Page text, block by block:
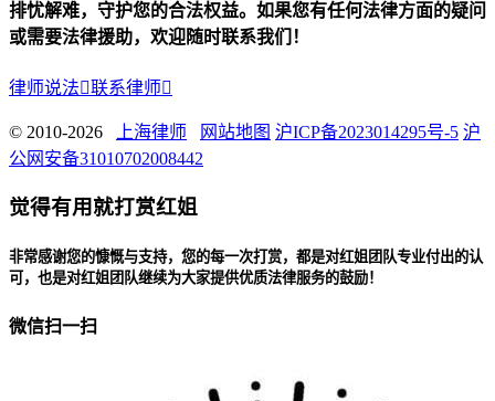
排忧解难，守护您的合法权益。如果您有任何法律方面的疑问
或需要法律援助，欢迎随时联系我们！
律师说法联系律师
© 2010-2026 上海律师 网站地图 沪ICP备2023014295号-5 沪
公网安备31010702008442
觉得有用就打赏红姐
非常感谢您的慷慨与支持，您的每一次打赏，都是对红姐团队专业付出的认
可，也是对红姐团队继续为大家提供优质法律服务的鼓励！
微信扫一扫